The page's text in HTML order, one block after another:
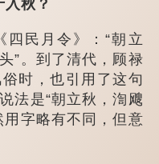
秋？
民月令》：“朝立
”。到了清代，顾禄
时，也引用了这句
法是“朝立秋，渹飕
用字略有不同，但意